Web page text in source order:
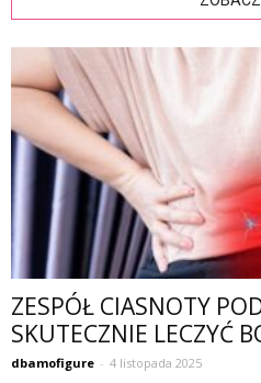
ZESPÓŁ CIASNOTY
SKUTECZNIE LECZYĆ
dbamofigure - 4 listopada 2025